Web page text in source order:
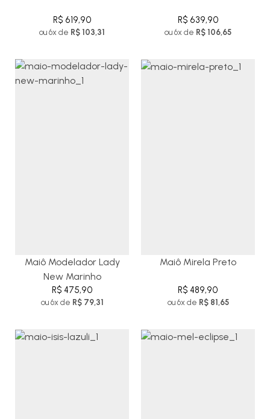
R$ 619,90
ou 6x de R$ 103,31
R$ 639,90
ou 6x de R$ 106,65
Maiô Modelador Lady
New Marinho
R$ 475,90
ou 6x de R$ 79,31
Maiô Mirela Preto
R$ 489,90
ou 6x de R$ 81,65